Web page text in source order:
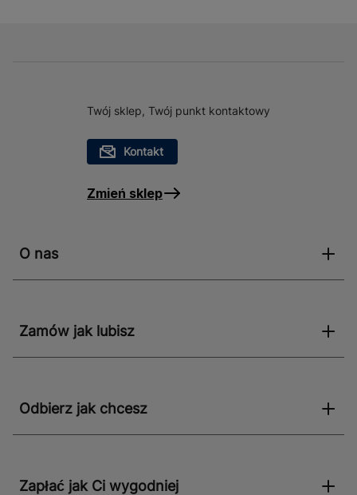
Twój sklep, Twój punkt kontaktowy
Kontakt
Zmień sklep
O nas
Zamów jak lubisz
Odbierz jak chcesz
Zapłać jak Ci wygodniej